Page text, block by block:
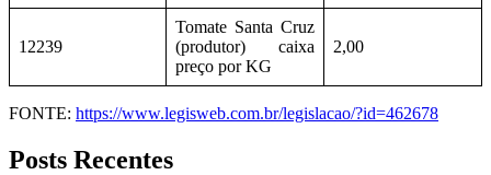
12239
Tomate Santa Cruz
(produtor) caixa
preço por KG
2,00
FONTE: https://www.legisweb.com.br/legislacao/?id=462678
Posts Recentes